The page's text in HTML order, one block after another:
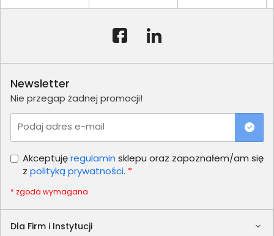
Dla Firm i Instytucji
Newsletter
Nie przegap żadnej promocji!
Podaj adres e-mail
Akceptujęregulamin sklepu oraz zapoznałem/am się
z polityką prywatności. *
* zgoda wymagana